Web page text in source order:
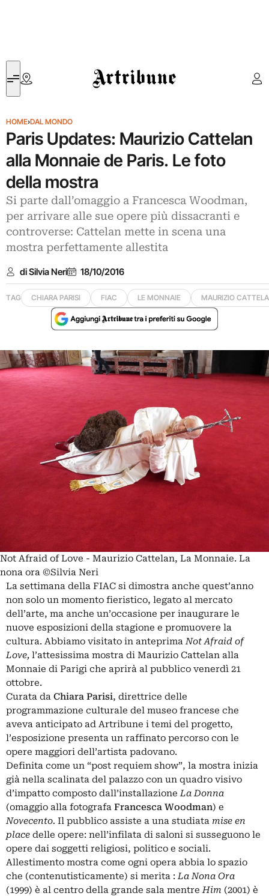
Artribune
HOME›DAL MONDO
Paris Updates: Maurizio Cattelan
alla Monnaie de Paris. Le foto
della mostra
Si parte dall’omaggio a Francesca Woodman,
per arrivare alle sue opere più dissacranti e
controverse: Cattelan mette in scena una
mostra perfettamente allestita
di Silvia Neri 18/10/2016
TAG CHIARA PARISI FIAC LE MONNAIE MAURIZIO
Not Afraid of Love - Maurizio Cattelan, La Monnaie. La
nona ora ©Silvia Neri
La settimana della FIAC si dimostra anche quest’anno
non solo un momento fieristico, legato al mercato
dell’arte, ma anche un’occasione per inaugurare le
nuove esposizioni della stagione e promuovere la
cultura. Abbiamo visitato in anteprimaNot Afraid of
Love, l’attesissima mostra di Maurizio Cattelan alla
Monnaie di Parigi che aprirà al pubblico venerdì 21
ottobre.
Curata da Chiara Parisi, direttrice delle
programmazione culturale del museo francese che
aveva anticipato ad Artribune i temi del progetto,
l’esposizione presenta un raffinato percorso con le
opere maggiori dell’artista padovano.
Definita come un “post requiem show”, la mostra inizia
già nella scalinata del palazzo con un quadro visivo
d’impatto composto dall’installazioneLa Donna
(omaggio alla fotografa Francesca Woodman) e
Novecento. Il pubblico assiste a una studiata mise en
place delle opere: nell’infilata di saloni si susseguono le
opere dai soggetti religiosi, politico e sociali.
Allestimento mostra come ogni opera abbia lo spazio
che (contenutisticamente) si merita :La Nona Ora
(1999) è al centro della grande sala mentreHim (2001) è